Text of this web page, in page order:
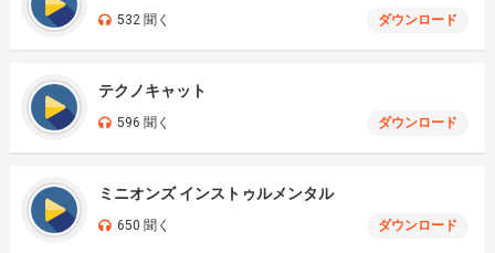
532 聞く ダウンロード
テクノキャット
596 聞く ダウンロード
ミニオンズ インストゥルメンタル
650 聞く ダウンロード